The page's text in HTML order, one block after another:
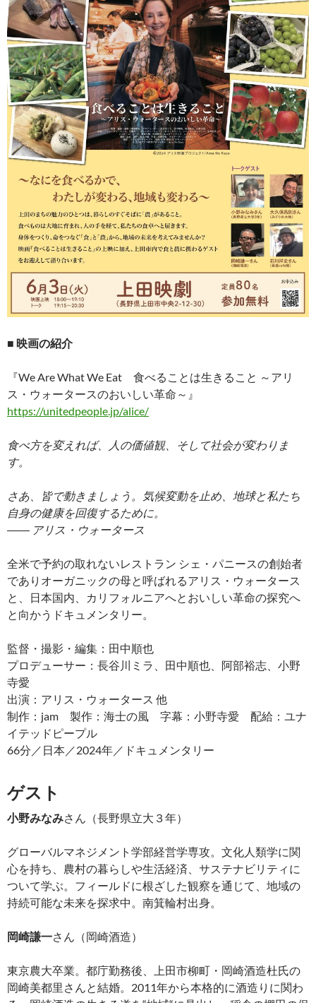
■ 映画の紹介
『We Are What We Eat 食べることは生きること ～アリ
ス・ウォータースのおいしい革命～』
https://unitedpeople.jp/alice/
食べ方を変えれば、人の価値観、そして社会が変わりま
す。
さあ、皆で動きましょう。気候変動を止め、地球と私たち
自身の健康を回復するために。
―― アリス・ウォータース
全米で予約の取れないレストラン シェ・パニースの創始者
でありオーガニックの母と呼ばれるアリス・ウォータース
と、日本国内、カリフォルニアへとおいしい革命の探究へ
と向かうドキュメンタリー。
監督・撮影・編集：田中順也
プロデューサー：長谷川ミラ、田中順也、阿部裕志、小野
寺愛
出演：アリス・ウォータース 他
制作：jam 製作：海士の風 字幕：小野寺愛 配給：ユナ
イテッドピープル
66分／日本／2024年／ドキュメンタリー
ゲスト
小野みなみさん（長野県立大３年）
グローバルマネジメント学部経営学専攻。文化人類学に関
心を持ち、農村の暮らしや生活経済、サステナビリティに
ついて学ぶ。フィールドに根ざした観察を通じて、地域の
持続可能な未来を探求中。南箕輪村出身。
岡崎謙一さん（岡崎酒造）
東京農大卒業。都庁勤務後、上田市柳町・岡崎酒造杜氏の
岡崎美都里さんと結婚。2011年から本格的に酒造りに関わ